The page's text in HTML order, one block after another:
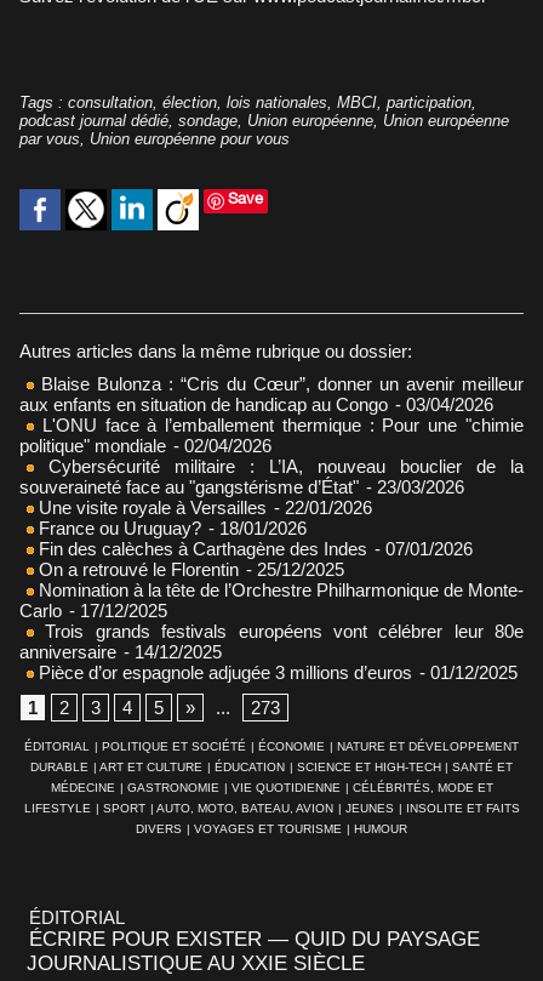
Tags : consultation élection lois nationales MBCI participation
podcast journal dédié sondage Union européenne Union européenne
par vous
Union européenne pour vous
Save
Autres articles dans la même rubrique ou dossier:
Blaise Bulonza : “Cris du Cœur”, donner un avenir meilleur
aux enfants en situation de handicap au Congo - 03/04/2026
L'ONU face à l’emballement thermique : Pour une "chimie
politique" mondiale - 02/04/2026
Cybersécurité militaire : L’IA, nouveau bouclier de la
souveraineté face au "gangstérisme d’État" - 23/03/2026
Une visite royale à Versailles - 22/01/2026
France ou Uruguay? - 18/01/2026
Fin des calèches à Carthagène des Indes - 07/01/2026
On a retrouvé le Florentin - 25/12/2025
Nomination à la tête de l’Orchestre Philharmonique de Monte-
Carlo - 17/12/2025
Trois grands festivals européens vont célébrer leur 80e
anniversaire - 14/12/2025
Pièce d’or espagnole adjugée 3 millions d’euros - 01/12/2025
1
2 3 4 5 » ... 273
ÉDITORIAL | POLITIQUE ET SOCIÉTÉ | ÉCONOMIE | NATURE ET DÉVELOPPEMENT
DURABLE | ART ET CULTURE | ÉDUCATION | SCIENCE ET HIGH-TECH | SANTÉ ET
MÉDECINE | GASTRONOMIE | VIE QUOTIDIENNE | CÉLÉBRITÉS, MODE ET
LIFESTYLE | SPORT | AUTO, MOTO, BATEAU, AVION | JEUNES | INSOLITE ET FAITS
DIVERS | VOYAGES ET TOURISME | HUMOUR
ÉDITORIAL
ÉCRIRE POUR EXISTER — QUID DU PAYSAGE
JOURNALISTIQUE AU XXIE SIÈCLE